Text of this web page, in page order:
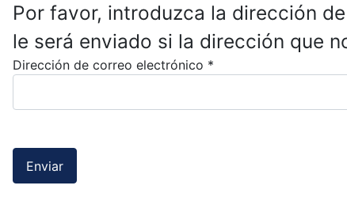
Por favor, introduzca la dirección
le será enviado si la dirección que
Dirección de correo electrónico *
Enviar